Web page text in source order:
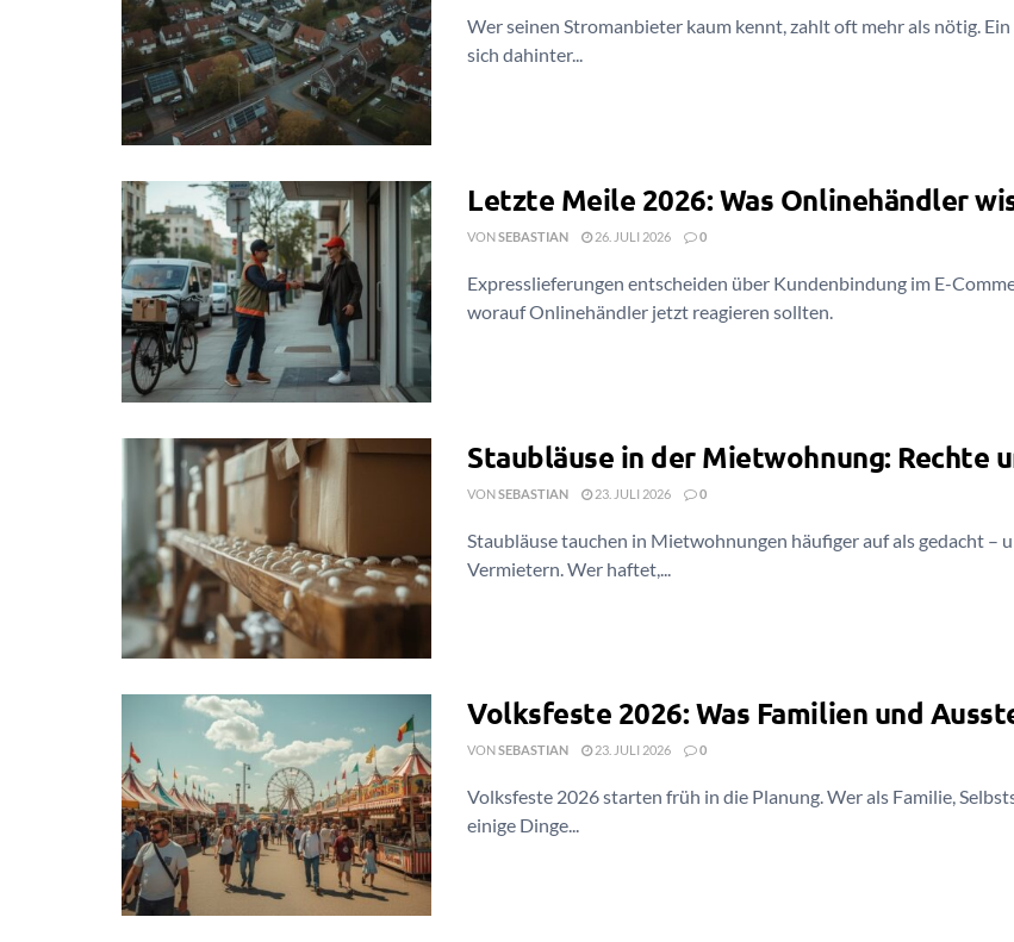
Wer seinen Stromanbieter kaum kennt, zahlt oft mehr als nötig.
sich dahinter...
Letzte Meile 2026: Was Onlinehändler
VONSEBASTIAN 26. JULI 2026 0
Expresslieferungen entscheiden über Kundenbindung im E-
worauf Onlinehändler jetzt reagieren sollten.
Staubläuse in der Mietwohnung: Rechte
VONSEBASTIAN 23. JULI 2026 0
Staubläuse tauchen in Mietwohnungen häufiger auf als gedacht –
Vermietern. Wer haftet,...
Volksfeste 2026: Was Familien und
VONSEBASTIAN 23. JULI 2026 0
Volksfeste 2026 starten früh in die Planung. Wer als Familie,
einige Dinge...